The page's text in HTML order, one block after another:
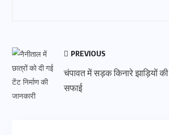
PREVIOUS
चंपावत में सड़क किनारे झाड़ियों की
सफाई